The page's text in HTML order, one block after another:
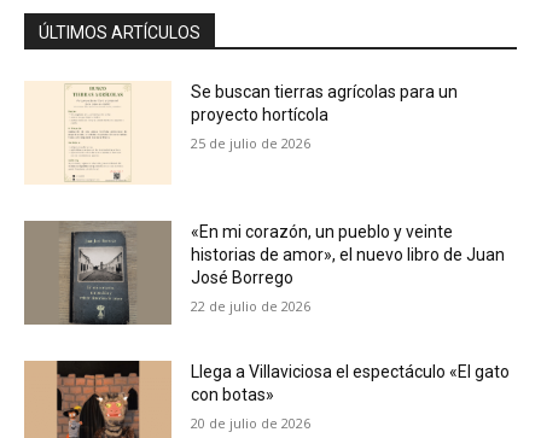
ÚLTIMOS ARTÍCULOS
Se buscan tierras agrícolas para un
proyecto hortícola
25 de julio de 2026
«En mi corazón, un pueblo y veinte
historias de amor», el nuevo libro de Juan
José Borrego
22 de julio de 2026
Llega a Villaviciosa el espectáculo «El gato
con botas»
20 de julio de 2026